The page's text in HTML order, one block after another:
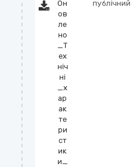
Он
ов
ле
но
_Т
ех
ніч
ні
_х
ар
ак
те
ри
ст
ик
и_
публічний